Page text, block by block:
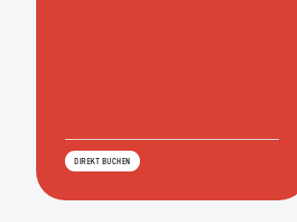
DIREKT BUCHEN